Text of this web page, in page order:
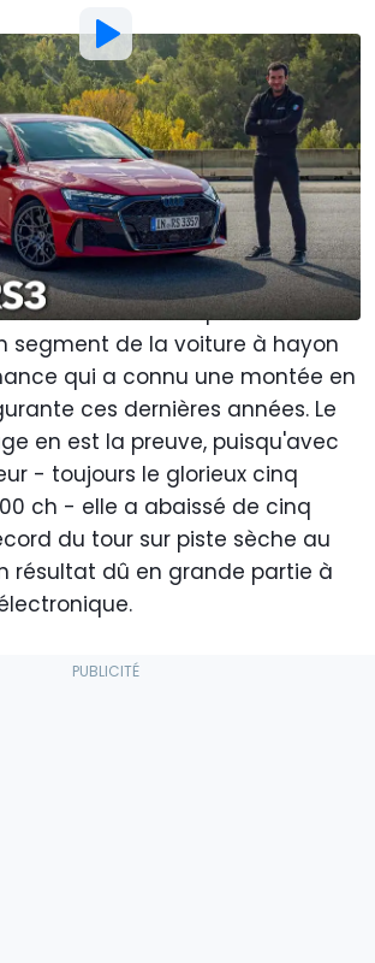
Meneghini
:Thibaud Comparot
à19:31
Ajouter Motor1.com en tant que
source préférée sur Google
depuis des années l'une des
les voitures de sport
segment de la voiture à hayon
qui a connu une montée en
ces dernières années. Le
en est la preuve, puisqu'avec
- toujours le glorieux cinq
ch - elle a abaissé de cinq
du tour sur piste sèche au
résultat dû en grande partie à